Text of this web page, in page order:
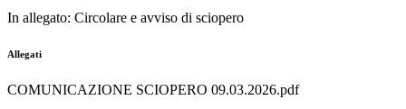
In allegato: Circolare e avviso di sciopero
Allegati
COMUNICAZIONE SCIOPERO 09.03.2026.pdf